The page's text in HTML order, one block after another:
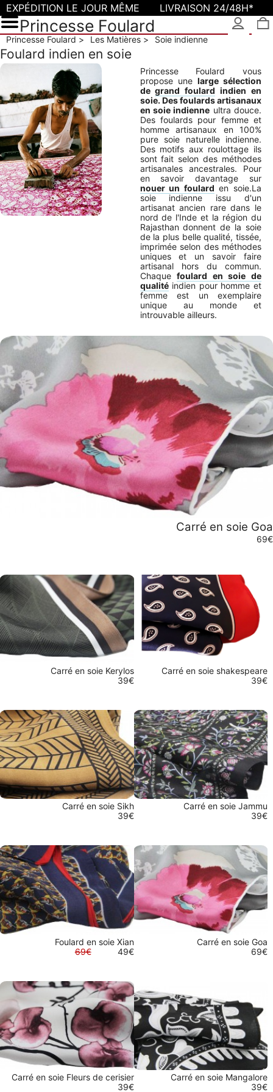
Princesse Foulard
Princesse Foulard Les Matières Soie indienne
Foulard indien en soie
Princesse Foulard vous
propose une large sélection
degrand foulard indien en
soie. Des foulards artisanaux
en soie indienne ultra douce.
Des foulards pour femme et
homme artisanaux en 100%
pure soie naturelle indienne.
Des motifs aux roulottage ils
sont fait selon des méthodes
artisanales ancestrales. Pour
en savoir davantage sur
nouer un foulard en soie.La
soie indienne issu d'un
artisanat ancien rare dans le
nord de l'Inde et la région du
Rajasthan donnent de la soie
de la plus belle qualité, tissée,
imprimée selon des méthodes
uniques et un savoir faire
artisanal hors du commun.
Chaquefoulard en soie de
qualitéindien pour homme et
femme est un exemplaire
unique au monde et
introuvable ailleurs.
Carré en soie Goa
69€
Carré en soie Kerylos
39€
Carré en soie shakespeare
39€
Carré en soie Sikh
39€
Carré en soie Jammu
39€
Foulard en soie Xian
69€
49€
Carré en soie Goa
69€
Carré en soie Fleurs de cerisier
39€
Carré en soie Mangalore
39€
EXPÉDITION LE JOUR MÊME LIVRAISON 24/48H*